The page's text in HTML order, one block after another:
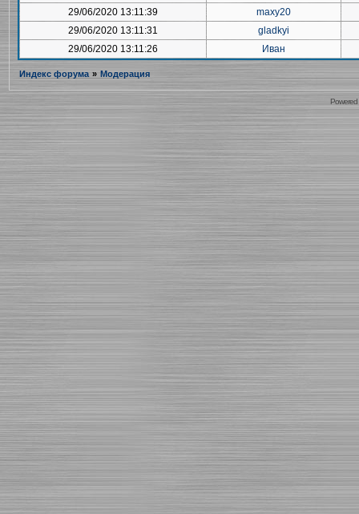
29/06/2020 13:11:39
maxy20
29/06/2020 13:11:31
gladkyi
29/06/2020 13:11:26
Иван
Индекс форума » Модерация